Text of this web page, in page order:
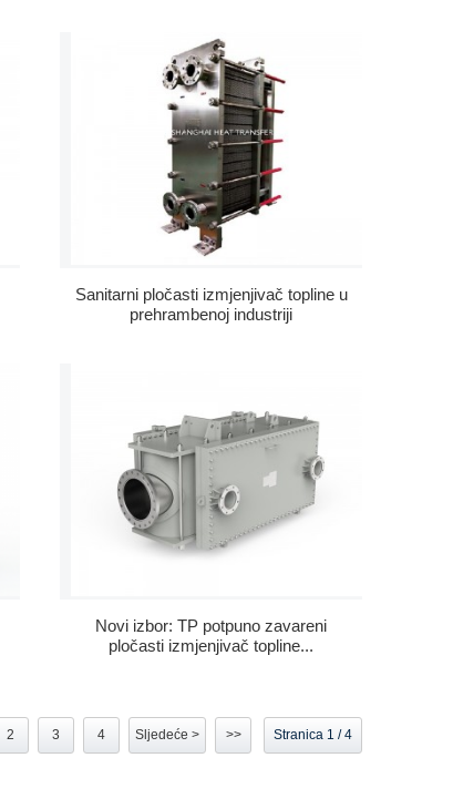
Sanitarni pločasti izmjenjivač topline u
prehrambenoj industriji
Novi izbor: TP potpuno zavareni
pločasti izmjenjivač topline...
2 3 4 Sljedeće > >> Stranica 1 / 4